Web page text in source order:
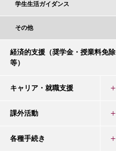
学生生活ガイダンス
その他
経済的支援（奨学金・授業料免除
等）
キャリア・就職支援
課外活動
各種手続き